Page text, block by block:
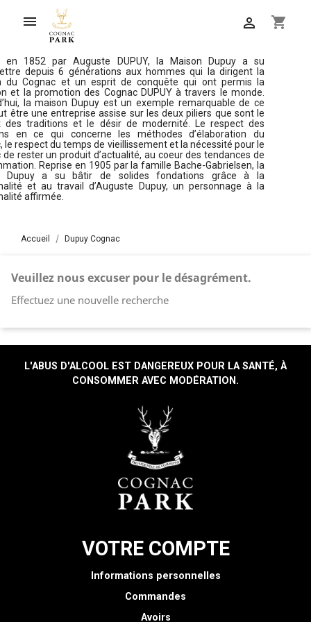
 shopping_cart

en 1852 par Auguste DUPUY, la Maison Dupuy a su
depuis 6 générations aux hommes qui la dirigent la
du Cognac et un esprit de conquête qui ont permis la
et la promotion des Cognac DUPUY à travers le monde.
la maison Dupuy est un exemple remarquable de ce
être une entreprise assise sur les deux piliers que sont le
des traditions et le désir de modernité. Le respect des
en ce qui concerne les méthodes d’élaboration du
le respect du temps de vieillissement et la nécessité pour le
de rester un produit d’actualité, au coeur des tendances de
Reprise en 1905 par la famille Bache-Gabrielsen, la
Dupuy a su bâtir de solides fondations grâce à la
et au travail d’Auguste Dupuy, un personnage à la
affirmée.
Accueil Dupuy Cognac
Veuillez nous excuser pour le désagrément.
Effectuez une nouvelle recherche
L'ABUS D'ALCOOL EST DANGEREUX POUR LA SANTÉ, À
CONSOMMER AVEC MODÉRATION.
VOTRE COMPTE
Informations personnelles
Commandes
Avoirs